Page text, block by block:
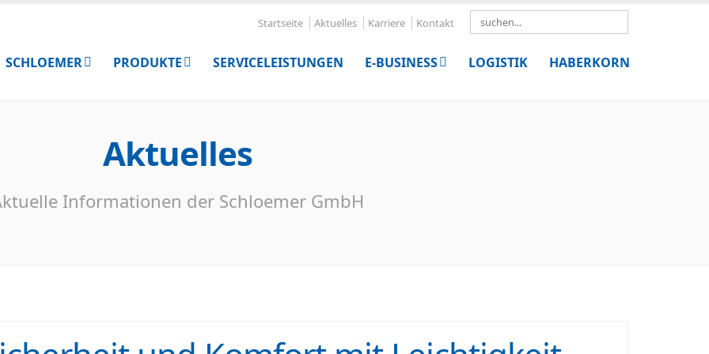
Startseite Aktuelles Karriere Kontakt
SCHLOEMER PRODUKTE SERVICELEISTUNGEN E-BUSINESS LOGISTIK HABERKORN
Aktuelles
Informationen der Schloemer GmbH